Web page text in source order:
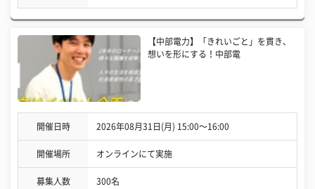
【中部電力】「きれいごと」を貫き、
想いを形にする！中部電
開催日時 2026年08月31日(月) 15:00〜16:00
開催場所 オンラインにて実施
募集人数 300名